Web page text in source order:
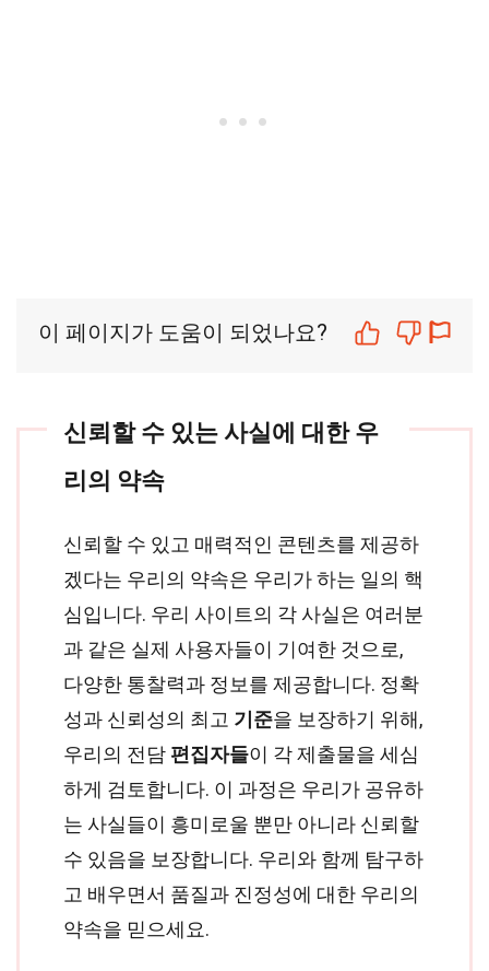
이 페이지가 도움이 되었나요?
신뢰할 수 있는 사실에 대한 우
리의 약속
신뢰할 수 있고 매력적인 콘텐츠를 제공하
겠다는 우리의 약속은 우리가 하는 일의 핵
심입니다. 우리 사이트의 각 사실은 여러분
과 같은 실제 사용자들이 기여한 것으로,
다양한 통찰력과 정보를 제공합니다. 정확
성과 신뢰성의 최고 기준을 보장하기 위해,
우리의 전담 편집자들이 각 제출물을 세심
하게 검토합니다. 이 과정은 우리가 공유하
는 사실들이 흥미로울 뿐만 아니라 신뢰할
수 있음을 보장합니다. 우리와 함께 탐구하
고 배우면서 품질과 진정성에 대한 우리의
약속을 믿으세요.